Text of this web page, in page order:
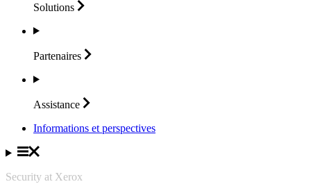
Solutions
Partenaires
Assistance
Informations et perspectives
Security at Xerox